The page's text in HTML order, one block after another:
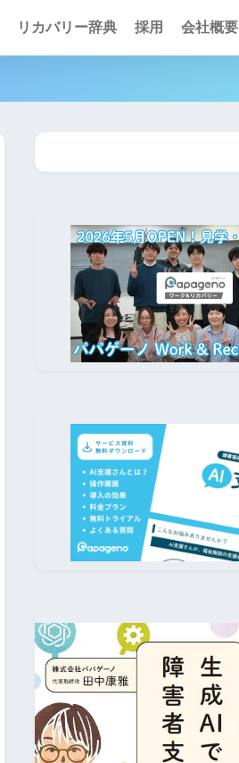
リカバリー辞典 採用 会社概要